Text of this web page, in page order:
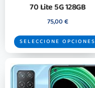
70 Lite 5G 128GB
75,00€
SELECCIONE OPCIONES